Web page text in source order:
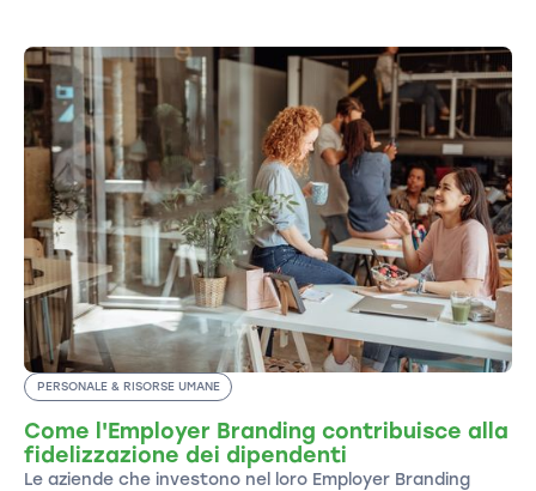
PERSONALE & RISORSE UMANE
Come l'Employer Branding contribuisce alla
fidelizzazione dei dipendenti
Le aziende che investono nel loro Employer Branding